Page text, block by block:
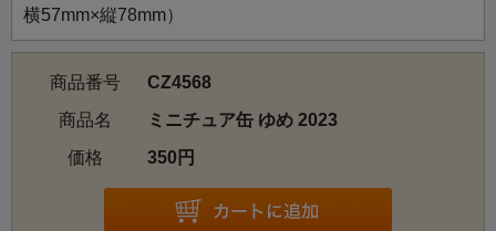
横57mm×縦78mm）
商品番号
CZ4568
商品名
ミニチュア缶 ゆめ 2023
価格
350円